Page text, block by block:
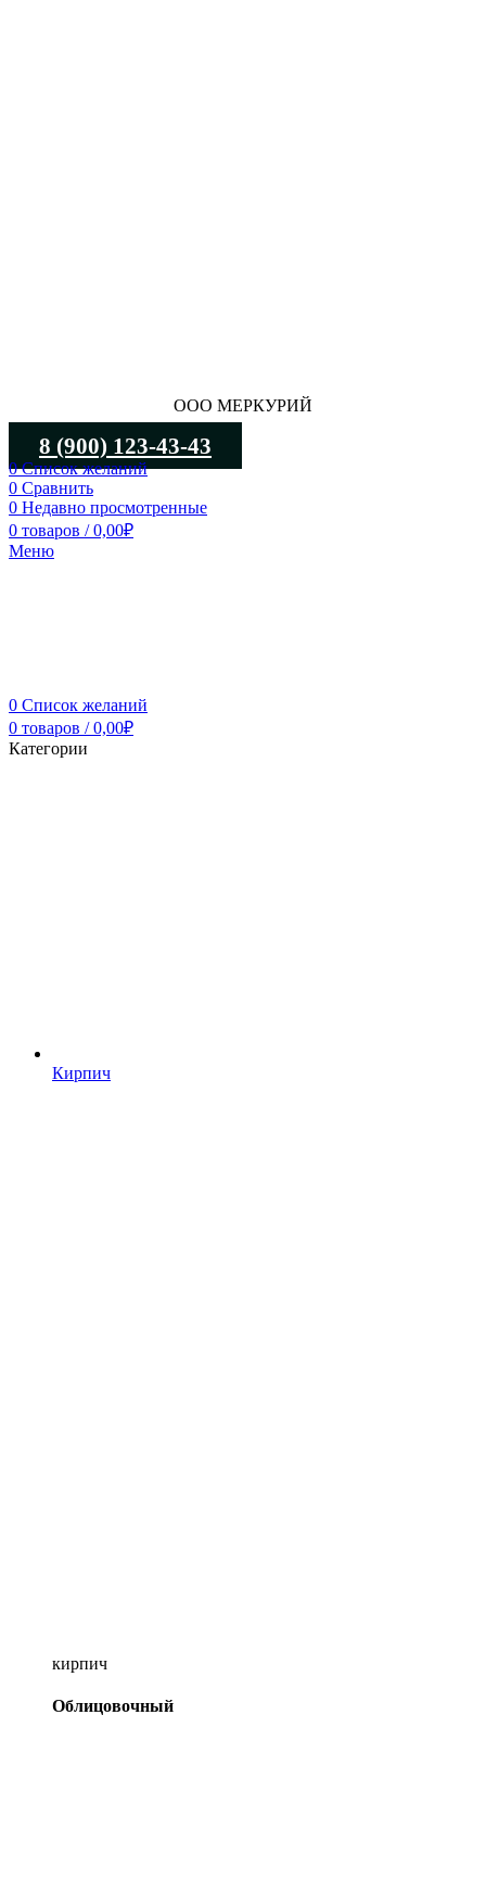
ООО МЕРКУРИЙ
8 (900) 123-43-43
0Список желаний
0 Сравнить
0 Недавно просмотренные
0 товаров / 0,00₽
Меню
0 Список желаний
0 товаров / 0,00₽
Категории
Кирпич
кирпич
Облицовочный